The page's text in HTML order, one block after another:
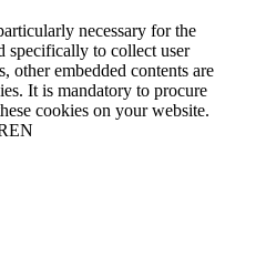
necessary for the
specifically to collect user
other embedded contents are
It is mandatory to procure
cookies on your website.